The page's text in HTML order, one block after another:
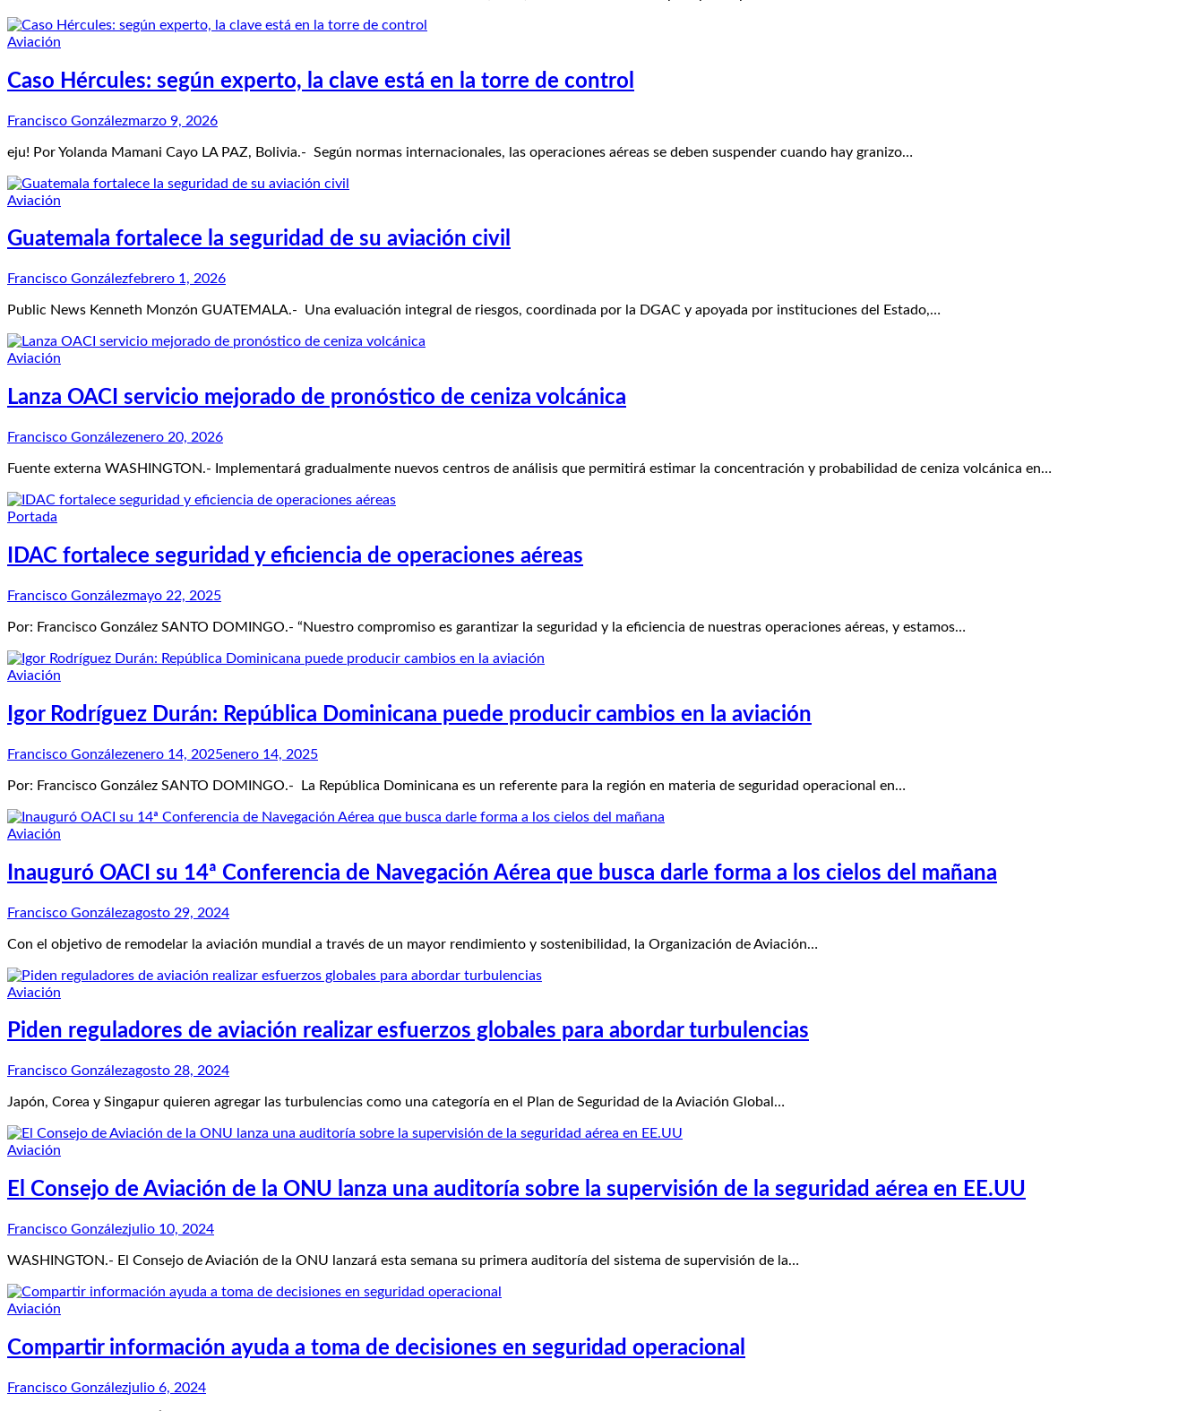
Aviación
Caso Hércules: según experto, la clave está en la torre de control
Francisco Gonzálezmarzo 9, 2026
eju! Por Yolanda Mamani Cayo LA PAZ, Bolivia.- Según normas internacionales, las operaciones aéreas se deben suspender cuando hay granizo…
Aviación
Guatemala fortalece la seguridad de su aviación civil
Francisco Gonzálezfebrero 1, 2026
Public News Kenneth Monzón GUATEMALA.- Una evaluación integral de riesgos, coordinada por la DGAC y apoyada por instituciones del Estado,…
Aviación
Lanza OACI servicio mejorado de pronóstico de ceniza volcánica
Francisco Gonzálezenero 20, 2026
Fuente externa WASHINGTON.- Implementará gradualmente nuevos centros de análisis que permitirá estimar la concentración y probabilidad de ceniza volcánica en…
Portada
IDAC fortalece seguridad y eficiencia de operaciones aéreas
Francisco Gonzálezmayo 22, 2025
Por: Francisco González SANTO DOMINGO.- “Nuestro compromiso es garantizar la seguridad y la eficiencia de nuestras operaciones aéreas, y estamos…
Aviación
Igor Rodríguez Durán: República Dominicana puede producir cambios en la aviación
Francisco Gonzálezenero 14, 2025enero 14, 2025
Por: Francisco González SANTO DOMINGO.- La República Dominicana es un referente para la región en materia de seguridad operacional en…
Aviación
Inauguró OACI su 14ª Conferencia de Navegación Aérea que busca darle forma a los cielos del mañana
Francisco Gonzálezagosto 29, 2024
Con el objetivo de remodelar la aviación mundial a través de un mayor rendimiento y sostenibilidad, la Organización de Aviación…
Aviación
Piden reguladores de aviación realizar esfuerzos globales para abordar turbulencias
Francisco Gonzálezagosto 28, 2024
Japón, Corea y Singapur quieren agregar las turbulencias como una categoría en el Plan de Seguridad de la Aviación Global…
Aviación
El Consejo de Aviación de la ONU lanza una auditoría sobre la supervisión de la seguridad aérea en EE.UU
Francisco Gonzálezjulio 10, 2024
WASHINGTON.- El Consejo de Aviación de la ONU lanzará esta semana su primera auditoría del sistema de supervisión de la…
Aviación
Compartir información ayuda a toma de decisiones en seguridad operacional
Francisco Gonzálezjulio 6, 2024